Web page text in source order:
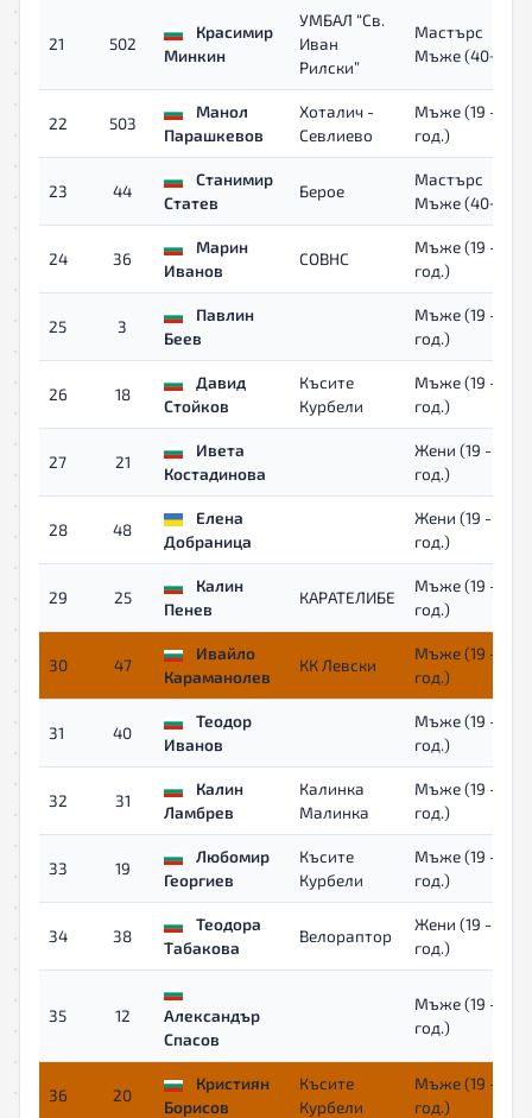
21 502
Красимир
Минкин
УМБАЛ “Св.
Иван
Рилски”
Мастърс
Мъже (40+)
22 503
Манол
Парашкевов
Хоталич -
Севлиево
Мъже (19 - 39
год.)
23 44
Станимир
Статев
Берое
Мастърс
Мъже (40+)
24 36
Марин
Иванов
COBHC
Мъже (19 - 39
год.)
25 3
Павлин
Беев
Мъже (19 - 39
год.)
26 18
Давид
Стойков
Късите
Курбели
Мъже (19 - 39
год.)
27 21
Ивета
Костадинова
Жени (19 - 39
год.)
28 48
Елена
Добраница
Жени (19 - 39
год.)
29 25
Калин
Пенев
КАРАТЕЛИБЕ
Мъже (19 - 39
год.)
30 47
Ивайло
Караманолев
КК Левски
Мъже (19 - 39
год.)
31 40
Теодор
Иванов
Мъже (19 - 39
год.)
32 31
Калин
Ламбрев
Калинка
Малинка
Мъже (19 - 39
год.)
33 19
Любомир
Георгиев
Късите
Курбели
Мъже (19 - 39
год.)
34 38
Теодора
Табакова
Велораптор
Жени (19 - 39
год.)
35 12
Александър
Спасов
Мъже (19 - 39
год.)
36 20
Кристиян
Борисов
Късите
Курбели
Мъже (19 - 39
год.)